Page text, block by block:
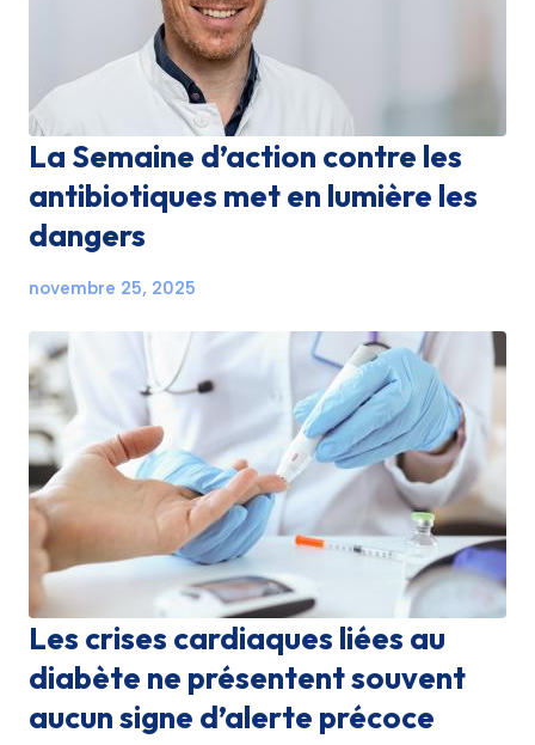
La Semaine d’action contre les
antibiotiques met en lumière les
dangers
novembre 25, 2025
Les crises cardiaques liées au
diabète ne présentent souvent
aucun signe d’alerte précoce